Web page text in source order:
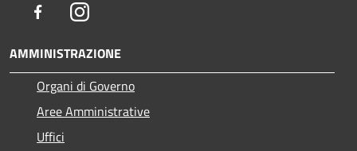
FacebookInstagram
AMMINISTRAZIONE
Organi di Governo
Aree Amministrative
Uffici